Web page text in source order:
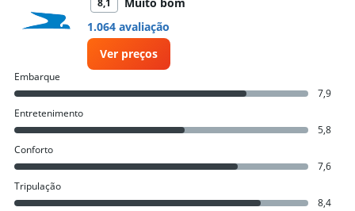
8,1
1.064 avaliação
Ver preços
Embarque
7,9
Entretenimento
5,8
Conforto
7,6
Tripulação
8,4